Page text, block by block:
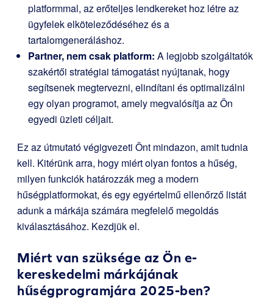
platformmal, az erőteljes lendkereket hoz létre az
ügyfelek elköteleződéséhez és a
tartalomgeneráláshoz.
Partner, nem csak platform: A legjobb szolgáltatók
szakértői stratégiai támogatást nyújtanak, hogy
segítsenek megtervezni, elindítani és optimalizálni
egy olyan programot, amely megvalósítja az Ön
egyedi üzleti céljait.
Ez az útmutató végigvezeti Önt mindazon, amit tudnia
kell. Kitérünk arra, hogy miért olyan fontos a hűség,
milyen funkciók határozzák meg a modern
hűségplatformokat, és egy egyértelmű ellenőrző listát
adunk a márkája számára megfelelő megoldás
kiválasztásához. Kezdjük el.
Miért van szüksége az Ön e-
kereskedelmi márkájának
hűségprogramjára 2025-ben?